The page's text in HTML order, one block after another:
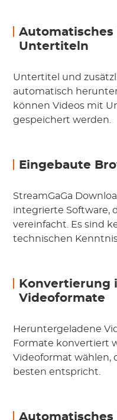
Untertiteln
Untertitel und
automatisch
können Videos mit
gespeichert werden.
Eingebaute
StreamGaGa
integrierte Software,
vereinfacht. Es sind
technischen
Konvertierung
Videoformate
Heruntergeladene
Formate konvertiert
Videoformat wählen,
besten entspricht.